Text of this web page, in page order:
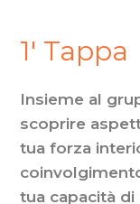
1′ Tappa
Insieme al
scoprire
tua forza
tua capacità di